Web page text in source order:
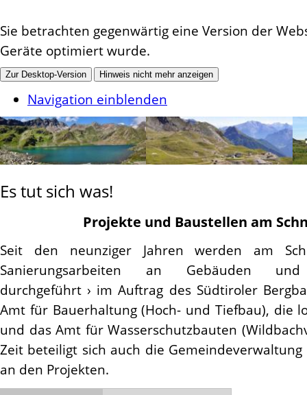
Sie betrachten gegenwärtig eine Version der
Geräte optimiert wurde.
Zur Desktop-Version Hinweis nicht mehr anzeigen
Navigation einblenden
Es tut sich was!
Projekte und Baustellen am
Seit den neunziger Jahren werden am
Sanierungsarbeiten an Gebäuden und
durchgeführt › im Auftrag des Südtiroler
Amt für Bauerhaltung (Hoch- und Tiefbau), die
und das Amt für Wasserschutzbauten
Zeit beteiligt sich auch die Gemeindeverwaltung
an den Projekten.